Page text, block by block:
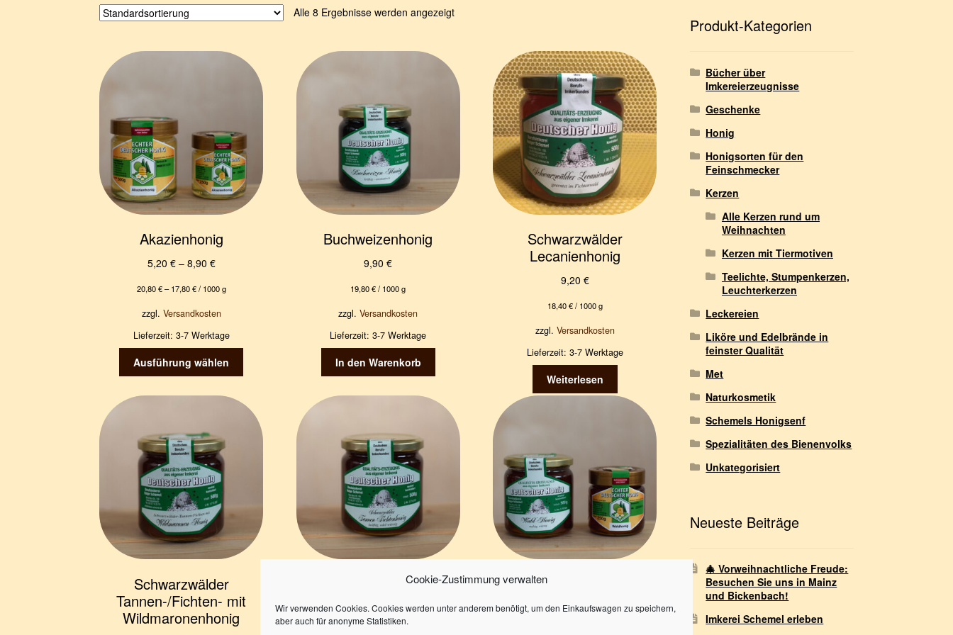
Cookie-Zustimmung verwalten
Wir verwenden Cookies. Cookies werden unter anderem benötigt, um den Einkaufswagen zu speichern,
aber auch für anonyme Statistiken.
Alle 8 Ergebnisse werden angezeigt
Akazienhonig
5,20 €– 8,90 €
20,80€–17,80€/ 1000 g
zzgl. Versandkosten
Lieferzeit: 3-7 Werktage
Ausführung wählen
mehrere
Varianten
der
Produktseite
gewählt
werden
Buchweizenhonig
9,90€
19,80€/ 1000g
zzgl.Versandkosten
Lieferzeit:3-7 Werktage
In den Warenkorb
Schwarzwälder
Lecanienhonig
9,20 €
18,40€/ 1000 g
zzgl. Versandkosten
Lieferzeit: 3-7 Werktage
Weiterlesen
Schwarzwälder
Tannen-/Fichten- mit
Wildmaronenhonig
Tannen-/Fichtenhonig
9,20€
Waldhonig
5,20€–8,90€
e
nProdukt-Kategorien
Bücher über
Imkereierzeugnisse
Geschenke
Honig
Honigsorten für den
Feinschmecker
Kerzen
Alle Kerzen rund um
Weihnachten
Kerzen mit Tiermotiven
Teelichte, Stumpenkerzen,
Leuchterkerzen
Leckereien
Liköre und Edelbrände in
feinster Qualität
Met
Naturkosmetik
Schemels Honigsenf
Spezialitäten des Bienenvolks
Unkategorisiert
Neueste Beiträge
🎄 Vorweihnachtliche Freude:
Besuchen Sie uns in Mainz
und Bickenbach!
Imkerei Schemel erleben